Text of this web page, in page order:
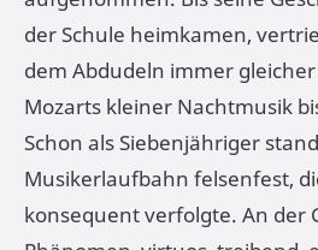
der Schule heimkamen,
dem Abdudeln immer
Mozarts kleiner Nachtmusik
Schon als Siebenjähriger
Musikerlaufbahn felsenfest,
konsequent verfolgte. An der